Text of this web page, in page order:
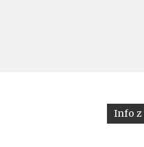
Info z